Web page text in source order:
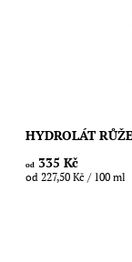
HYDROLÁT
od 335 Kč
od 227,50 Kč / 100 ml